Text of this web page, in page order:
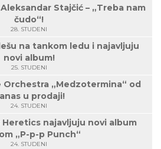
Aleksandar Stajčić – „Treba nam
čudo“!
28. STUDENI
na tankom ledu i najavljuju
novi album!
25. STUDENI
Orchestra „Medzotermina“ od
u prodaji!
24. STUDENI
Heretics najavljuju novi album
„P-p-p Punch“
24. STUDENI